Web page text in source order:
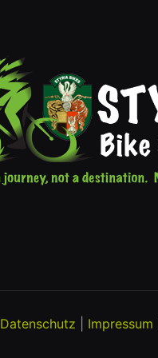
Datenschutz Impressum